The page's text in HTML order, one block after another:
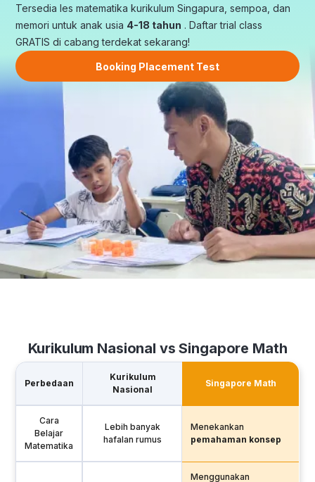
Tersedia les matematika kurikulum Singapura, sempoa, dan
memori untuk anak usia 4-18 tahun . Daftar trial class
GRATIS di cabang terdekat sekarang!
Booking Placement Test
Kurikulum Nasional vs Singapore Math
Perbedaan
Kurikulum
Nasional
Singapore Math
Cara
Belajar
Matematika
Lebih banyak
hafalan rumus
Menekankan
pemahaman konsep
Menggunakan